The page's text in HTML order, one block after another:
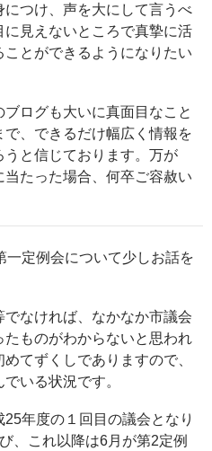
つけ、声を大にして言うべ
見えないところで真摯に活
とができるようになりたい
ログも大いに真面目なこと
、できるだけ幅広く情報を
と信じております。万が
たった場合、何卒ご容赦い
一定例会について少しお話を
なければ、なかなか市議会
ものがわからないと思われ
てずくしでありますので、
いる状況です。
年度の１回目の議会となり
、これ以降は6月が第2定例